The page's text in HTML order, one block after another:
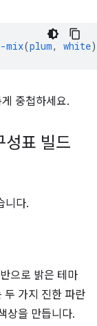
mix(plum, white
중첩하세요.
성표 빌드
니다.
으로 밝은 테마
두 가지 진한 파란
상을 만듭니다.